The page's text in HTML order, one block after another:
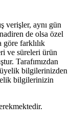
verişler, aynı gün
de olsa özel
göre farklılık
ve süreleri ürün
Tarafımızdan
bilgilerinizden
bilgilerinizin